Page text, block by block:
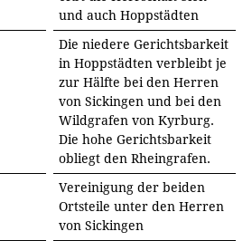
und auch Hoppstädten
Die niedere Gerichtsbarkeit
in Hoppstädten verbleibt je
zur Hälfte bei den Herren
von Sickingen und bei den
Wildgrafen von Kyrburg.
Die hohe Gerichtsbarkeit
obliegt den Rheingrafen.
Vereinigung der beiden
Ortsteile unter den Herren
von Sickingen